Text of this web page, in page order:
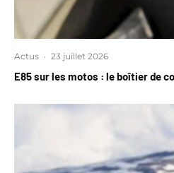
Actus · 23 juillet 2026
E85 sur les motos : le boîtier de